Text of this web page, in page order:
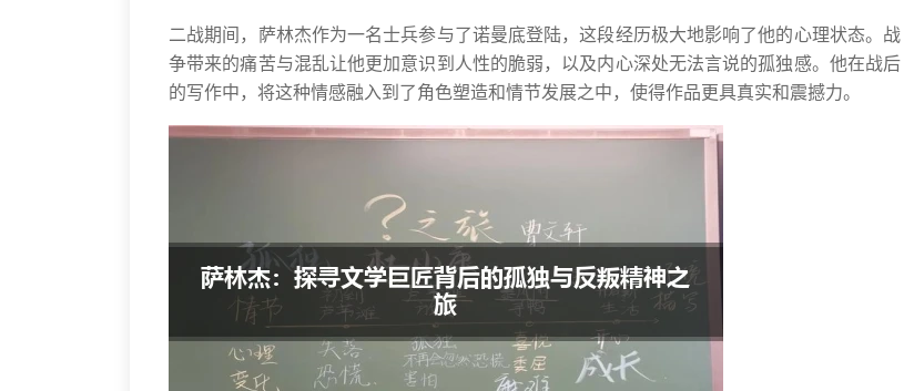
二战期间，萨林杰作为一名士兵参与了诺曼底登陆，这段经历极大地影响了他的心理状态。战
争带来的痛苦与混乱让他更加意识到人性的脆弱，以及内心深处无法言说的孤独感。他在战后
的写作中，将这种情感融入到了角色塑造和情节发展之中，使得作品更具真实和震撼力。